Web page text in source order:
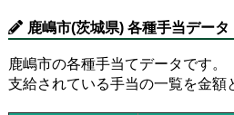
鹿嶋市(茨城県) 各種手当データ
鹿嶋市の各種手当てデータです。
支給されている手当の一覧を金額